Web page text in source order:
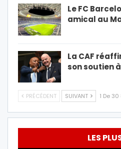
Le FC
amical au
La CAF
son soutien
PRÉCÉDENT SUIVANT 1 De 30
LES